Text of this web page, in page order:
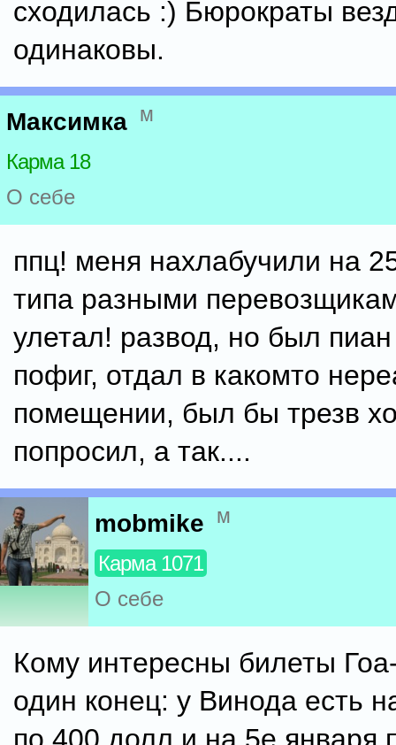
сходилась :) Бюрократы
одинаковы.
Максимка м
Карма 18
О себе
ппц! меня нахлабучили на
типа разными
улетал! развод, но был
пофиг, отдал в какомто
помещении, был бы трезв
попросил, а так....
mobmike м
Карма 1071
О себе
Кому интересны билеты
один конец: у Винода есть